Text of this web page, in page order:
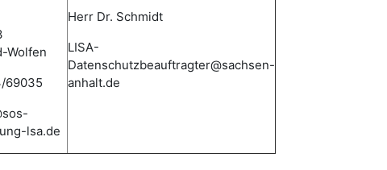
Wolfen
69035
lsa.de
Herr Dr. Schmidt
LISA-
Datenschutzbeauftragter@sachsen-
anhalt.de